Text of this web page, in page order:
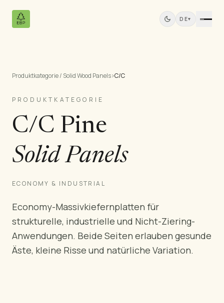
DE▾
Produkte
Alle Produkte
Kiefernfurniersperrholz
Massivholzplatten
Schnittholz
Türen
Teak-Platten
🇪🇺
Produktkategorie / Solid Wood Panels›C/C
PRODUKTKATEGORIE
C/C Pine
Solid Panels
ECONOMY & INDUSTRIAL
Economy-Massivkiefernplatten für
strukturelle, industrielle und Nicht-Ziering-
Anwendungen. Beide Seiten erlauben gesunde
Äste, kleine Risse und natürliche Variation.